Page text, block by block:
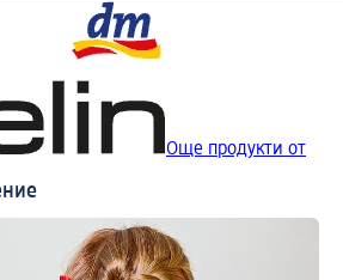
Още продукти от